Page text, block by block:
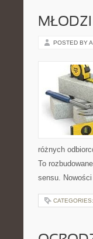
POSTED BY
różnych
To
sensu.
CATEGORIES: